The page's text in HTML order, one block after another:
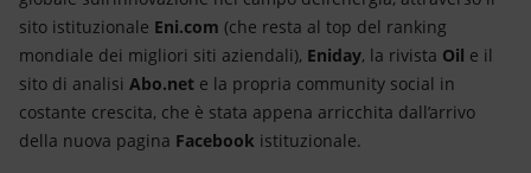
sito istituzionale Eni.com (che resta al top del ranking
mondiale dei migliori siti aziendali), Eniday, la rivista Oil e il
sito di analisi Abo.net e la propria community social in
costante crescita, che è stata appena arricchita dall’arrivo
della nuova pagina Facebook istituzionale.